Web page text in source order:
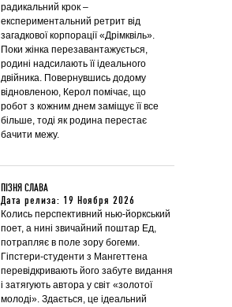
радикальний крок –
експериментальний ретрит від
загадкової корпорації «Дрімквіль».
Поки жінка перезавантажується,
родині надсилають її ідеального
двійника. Повернувшись додому
відновленою, Керол помічає, що
робот з кожним днем заміщує її все
більше, тоді як родина перестає
бачити межу.
ПІЗНЯ СЛАВА
Дата релиза: 19 Ноября 2026
Колись перспективний нью-йоркський
поет, а нині звичайний поштар Ед,
потрапляє в поле зору богеми.
Гіпстери-студенти з Мангеттена
перевідкривають його забуте видання
і затягують автора у світ «золотої
молоді». Здається, це ідеальний